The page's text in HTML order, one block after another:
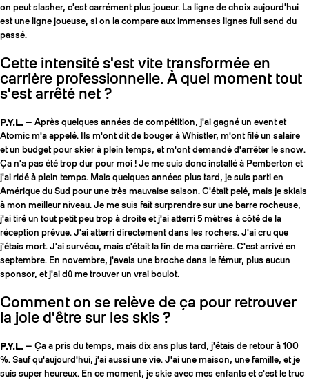
on peut slasher, c'est carrément plus joueur. La ligne de choix aujourd'hui
est une ligne joueuse, si on la compare aux immenses lignes full send du
passé.
Cette intensité s'est vite transformée en
carrière professionnelle. À quel moment tout
s'est arrêté net ?
P.Y.L. — Après quelques années de compétition, j'ai gagné un event et
Atomic m'a appelé. Ils m'ont dit de bouger à Whistler, m'ont filé un salaire
et un budget pour skier à plein temps, et m'ont demandé d'arrêter le snow.
Ça n'a pas été trop dur pour moi ! Je me suis donc installé à Pemberton et
j'ai ridé à plein temps. Mais quelques années plus tard, je suis parti en
Amérique du Sud pour une très mauvaise saison. C'était pelé, mais je skiais
à mon meilleur niveau. Je me suis fait surprendre sur une barre rocheuse,
j'ai tiré un tout petit peu trop à droite et j'ai atterri 5 mètres à côté de la
réception prévue. J'ai atterri directement dans les rochers. J'ai cru que
j'étais mort. J'ai survécu, mais c'était la fin de ma carrière. C'est arrivé en
septembre. En novembre, j'avais une broche dans le fémur, plus aucun
sponsor, et j'ai dû me trouver un vrai boulot.
Comment on se relève de ça pour retrouver
la joie d'être sur les skis ?
P.Y.L. — Ça a pris du temps, mais dix ans plus tard, j'étais de retour à 100
%. Sauf qu'aujourd'hui, j'ai aussi une vie. J'ai une maison, une famille, et je
suis super heureux. En ce moment, je skie avec mes enfants et c'est le truc